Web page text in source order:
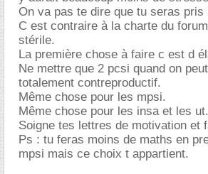
On va pas te dire que tu seras pris
C est contraire à la charte du
stérile.
La première chose à faire c est d
Ne mettre que 2 pcsi quand on
totalement contreproductif.
Même chose pour les mpsi.
Même chose pour les insa et les ut.
Soigne tes lettres de motivation et
Ps : tu feras moins de maths en
mpsi mais ce choix t appartient.